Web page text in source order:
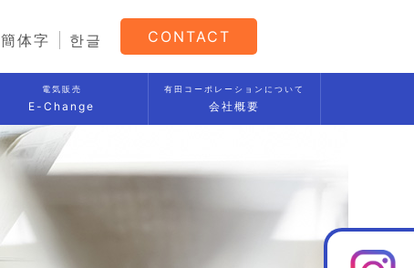
簡体字 한글 CONTACT
電気販売
E-Change
有田コーポレーションについて
会社概要